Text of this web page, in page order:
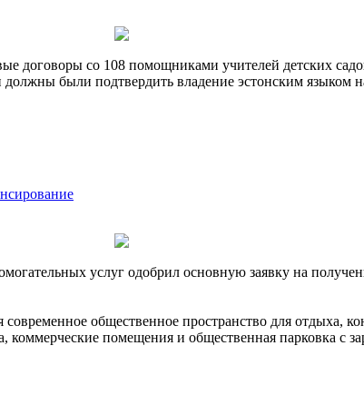
договоры со 108 помощниками учителей детских
были подтвердить владение эстонским языком
услуг одобрил основную заявку на
общественное пространство для отдыха,
помещения и общественная парковка с